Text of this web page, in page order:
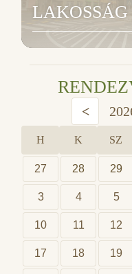
LAKOSSÁG
<
H K SZ
27 28 29
3 4 5
10 11 12
17 18 19